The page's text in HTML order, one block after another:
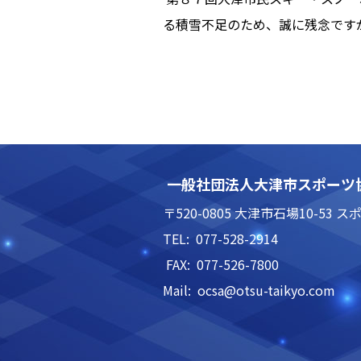
る積雪不足のため、誠に残念で
一般社団法人大津市スポーツ
〒520-0805 大津市石場10-53 ス
TEL: 077-528-2914
FAX: 077-526-7800
Mail: ocsa@otsu-taikyo.com